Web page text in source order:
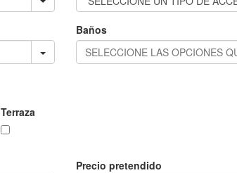
Baños
Terraza
Precio pretendido